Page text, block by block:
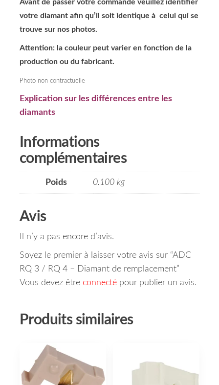
Avant de passer votre commande veuillez identifier
votre diamant afin qu’il soit identique à celui qui se
trouve sur nos photos.
Attention: la couleur peut varier en fonction de la
production ou du fabricant.
Photo non contractuelle
Explication sur les différences entre les
diamants
Informations
complémentaires
Poids 0.100 kg
Avis
Il n’y a pas encore d’avis.
Soyez le premier à laisser votre avis sur “ADC
RQ 3 / RQ 4 – Diamant de remplacement”
Vous devez être connecté pour publier un avis.
Produits similaires